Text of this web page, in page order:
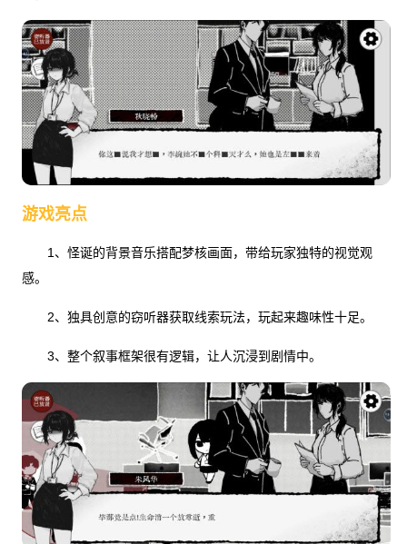
游戏亮点
1、怪诞的背景音乐搭配梦核画面，带给玩家独特的视觉观
感。
2、独具创意的窃听器获取线索玩法，玩起来趣味性十足。
3、整个叙事框架很有逻辑，让人沉浸到剧情中。